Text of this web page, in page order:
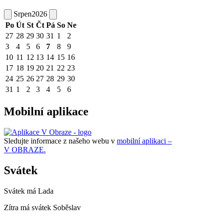
Srpen2026
Po Út St Čt Pá So Ne
27 28 29 30 31 1
2
3
4 5 6 7 8
9
10 11 12 13 14 15 16
17 18 19 20 21 22 23
24 25 26 27 28 29 30
31 1 2 3 4 5 6
Mobilní aplikace
Sledujte informace z našeho webu v mobilní aplikaci –
V OBRAZE.
Svátek
Svátek má Lada
Zítra má svátek Soběslav